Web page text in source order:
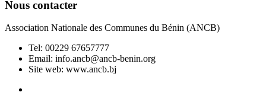
Nous contacter
Association Nationale des Communes du Bénin (ANCB)
Tel: 00229 67657777
Email: info.ancb@ancb-benin.org
Site web: www.ancb.bj